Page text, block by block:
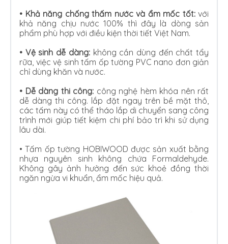
• Khả năng chống thấm nước và ẩm mốc tốt:với
khả năng chịu nước 100% thì đây là dòng sản
phẩm phù hợp với điều kiện thời tiết Việt Nam.
• Vệ sinh dễ dàng:không cần dùng đến chất tẩy
rữa, việc vệ sinh tấm ốp tường PVC nano đơn giản
chỉ dùng khăn và nước.
• Dễ dàng thi công: công nghệ hèm khóa nên rất
dễ dàng thi công. lắp đặt ngay trên bề mặt thô,
các tấm này có thể tháo lắp di chuyển sang công
trình mới giúp tiết kiệm chi phí bảo trì khi sử dụng
lâu dài.
•Tấm ốp tường HOBIWOOD được sản xuất bằng
nhựa nguyên sinh không chứa Formaldehyde.
Không gây ảnh hưởng đến sức khoẻ đồng thời
ngăn ngừa vi khuẩn, ẩm mốc hiệu quả.